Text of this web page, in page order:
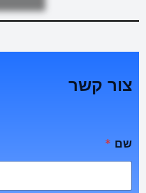
צור קשר
שם *